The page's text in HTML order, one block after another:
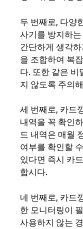
두 번째로, 다양
사기를 방지하
간단하게 생각
을 조합하여 복
다. 또한 같은 비
지 않도록 주의
세 번째로, 카드
내역을 꼭 확인
드 내역은 매월
여부를 확인할
있다면 즉시 카
합시다.
네 번째로, 카드
한 모니터링이
사용하지 않는